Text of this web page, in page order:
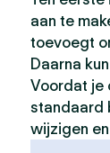
aan te
toevoegt
Daarna
Voordat je
standaard
wijzigen